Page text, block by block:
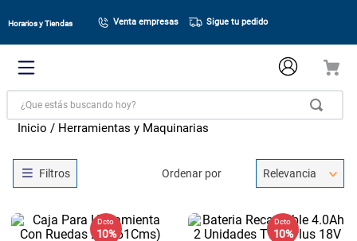
Horarios y Tiendas Venta empresas Sigue tu pedido
¿Que estás buscando hoy?
Herramientas y Maquinarias
Ordenar por Relevancia
Dcto
10 %
Dcto
10 %